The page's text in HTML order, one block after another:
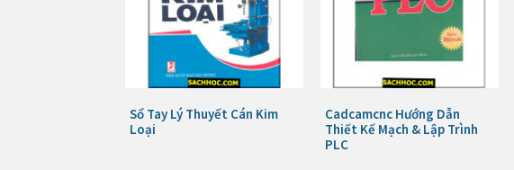
Sổ Tay Lý Thuyết Cán Kim
Loại
Cadcamcnc Hướng Dẫn
Thiết Kế Mạch & Lập Trình
PLC